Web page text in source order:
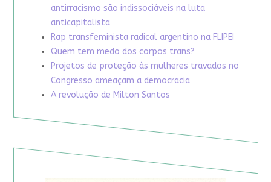
antirracismo são indissociáveis na luta
anticapitalista
Rap transfeminista radical argentino na FLIPEI
Quem tem medo dos corpos trans?
Projetos de proteção às mulheres travados no
Congresso ameaçam a democracia
A revolução de Milton Santos